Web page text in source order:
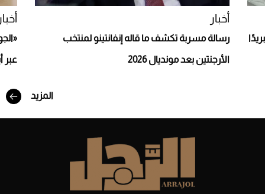
أخبار
رسالة مسربة تكشف ما قاله إنفانتينو لمنتخب
الأرجنتين بعد مونديال 2026 عبر
المزيد